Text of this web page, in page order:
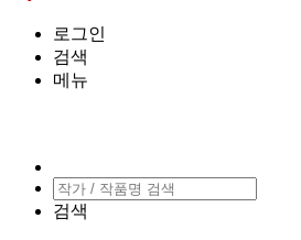
로그인
검색
메뉴
검색